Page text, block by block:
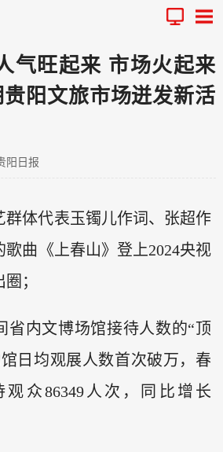
气旺起来 市场火起来
阳文旅市场迸发新活
阳日报
群体代表玉镯儿作词、张超作
歌曲《上春山》登上2024央视
；
省内文博场馆接待人数的“顶
日均观展人数首次破万，春
众86349人次，同比增长